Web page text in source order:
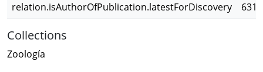
relation.isAuthorOfPublication.latestForDiscovery
Collections
Zoología